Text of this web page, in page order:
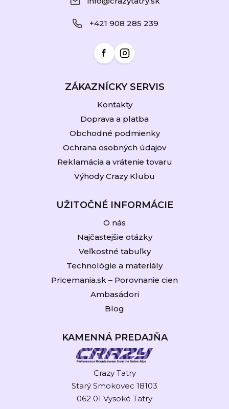
+421 908 285 239
ZÁKAZNÍCKY SERVIS
Kontakty
Doprava a platba
Obchodné podmienky
Ochrana osobných údajov
Reklamácia a vrátenie tovaru
Výhody Crazy Klubu
UŽITOČNÉ INFORMÁCIE
O nás
Najčastejšie otázky
Veľkostné tabuľky
Technológie a materiály
Pricemania.sk – Porovnanie cien
Ambasádori
Blog
KAMENNÁ PREDAJŇA
Crazy Tatry
Starý Smokovec 18103
062 01 Vysoké Tatry